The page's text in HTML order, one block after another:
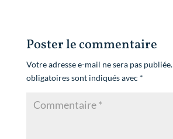
Poster le commentaire
Votre adresse e-mail ne sera pas publiée.
obligatoires sont indiqués avec *